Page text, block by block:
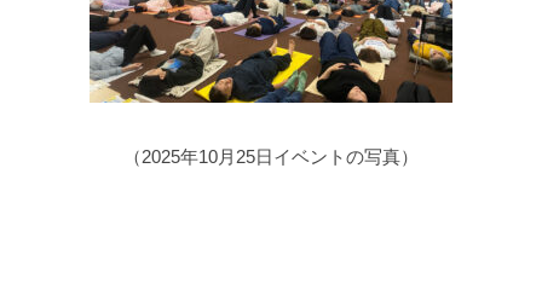
（2025年10月25日イベントの写真）